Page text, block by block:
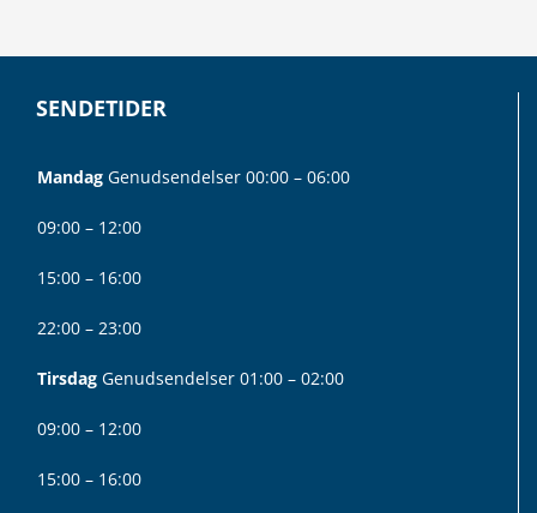
SENDETIDER
Mandag Genudsendelser 00:00 – 06:00
09:00 – 12:00
15:00 – 16:00
22:00 – 23:00
Tirsdag Genudsendelser 01:00 – 02:00
09:00 – 12:00
15:00 – 16:00